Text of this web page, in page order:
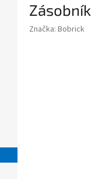
Zásobník
Značka: Bobrick